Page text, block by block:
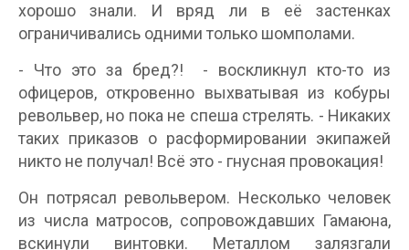
хорошо знали. И вряд ли в её застенках
ограничивались одними только шомполами.
- Что это за бред?! - воскликнул кто-то из
офицеров, откровенно выхватывая из кобуры
револьвер, но пока не спеша стрелять. - Никаких
таких приказов о расформировании экипажей
никто не получал! Всё это - гнусная провокация!
Он потрясал револьвером. Несколько человек
из числа матросов, сопровождавших Гамаюна,
вскинули винтовки. Металлом залязгали